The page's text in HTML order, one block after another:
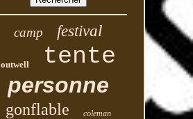
camp festival
outwell tente
personne
gonflable coleman